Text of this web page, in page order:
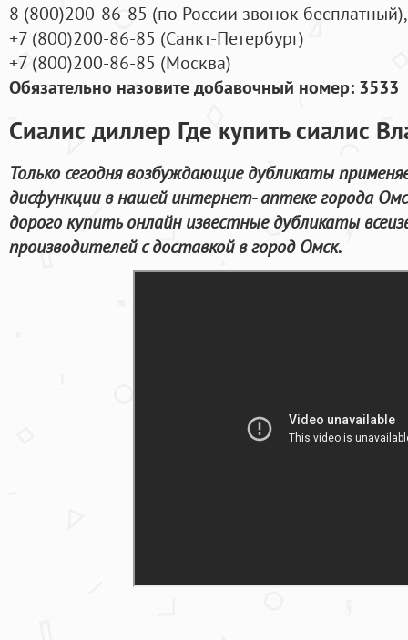
8 (800)200-86-85 (по России звонок бесплатный),
+7 (800)200-86-85 (Санкт-Петербург)
+7 (800)200-86-85 (Москва)
Обязательно назовите добавочный номер: 3533
Сиалис диллер Где купить сиалис
Только сегодня возбуждающие дубликаты
дисфункции в нашей интернет- аптеке города
дорого купить онлайн известные дубликаты
производителей с доставкой в город Омск.